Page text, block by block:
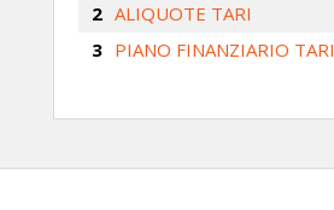
ALIQUOTE TARI
PIANO FINANZIARIO TARI